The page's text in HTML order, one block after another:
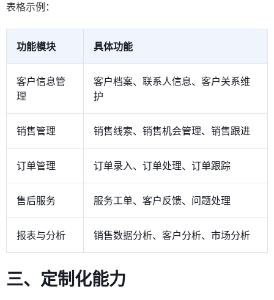
表格示例：
功能模块 具体功能
客户信息管
理
客户档案、联系人信息、客户关系维
护
销售管理 销售线索、销售机会管理、销售跟进
订单管理 订单录入、订单处理、订单跟踪
售后服务 服务工单、客户反馈、问题处理
报表与分析 销售数据分析、客户分析、市场分析
三、定制化能力